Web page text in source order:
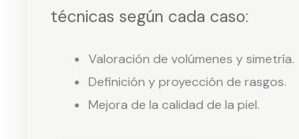
técnicas según cada caso:
Valoración de volúmenes y simetría.
Definición y proyección de rasgos.
Mejora de la calidad de la piel.